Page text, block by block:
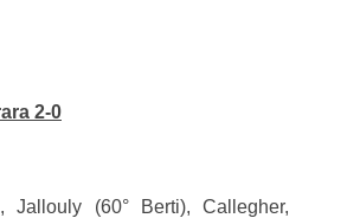
2-0
Jallouly (60° Berti), Callegher,